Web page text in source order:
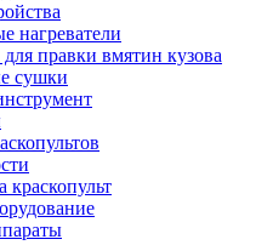
нагреватели
правки вмятин кузова
сушки